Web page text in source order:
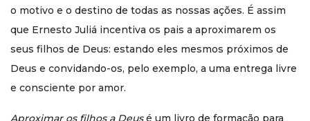
próprios pais. O autor insiste no valor do exemplo, da vida
de oração e da coerência familiar como base concreta para
aproximar os filhos de Deus.
Aproximar os filhos a Deusé
mais indicado para pais de
o motivo e o destino de todas as nossas ações. É assim
que Ernesto Juliá incentiva os pais a aproximarem os
seus filhos de Deus: estando eles mesmos próximos de
Deus e convidando-os, pelo exemplo, a uma entrega livre
e consciente por amor.
Aproximar os filhos a Deusé um livro de formação para